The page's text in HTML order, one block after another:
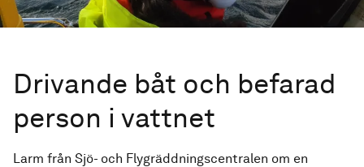
Drivande båt och befarad
person i vattnet
Larm från Sjö- och Flygräddningscentralen om en